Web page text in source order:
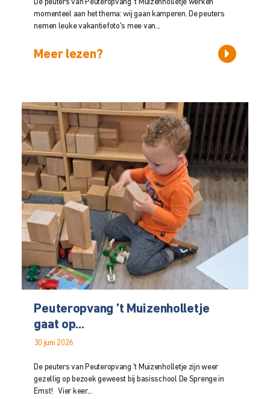
De peuters van Peuteropvang ’t Muizenholletje werken
momenteel aan het thema: wij gaan kamperen. De peuters
nemen leuke vakantiefoto's mee van...
Meer lezen?
Peuteropvang ’t Muizenholletje
gaat op...
30 juni 2026
De peuters van Peuteropvang ’t Muizenholletje zijn weer
gezellig op bezoek geweest bij basisschool De Sprenge in
Emst! Vier keer...